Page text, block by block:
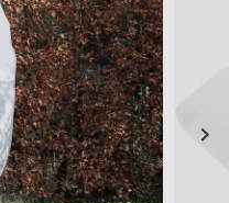
keyboard_arrow_right